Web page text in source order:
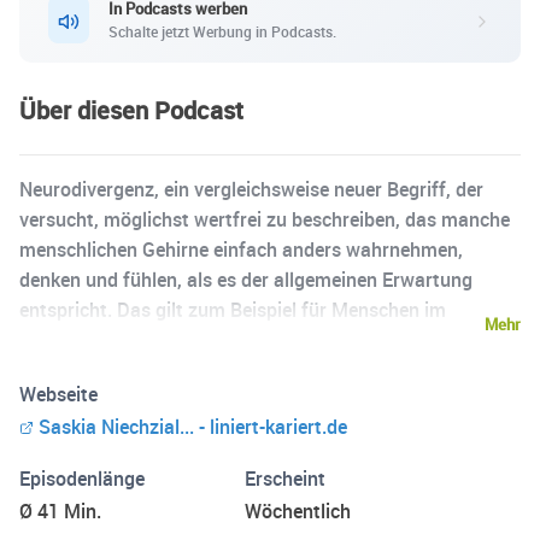
In Podcasts werben
Schalte jetzt Werbung in Podcasts.
Über diesen Podcast
Neurodivergenz, ein vergleichsweise neuer Begriff, der
versucht, möglichst wertfrei zu beschreiben, das manche
menschlichen Gehirne einfach anders wahrnehmen,
denken und fühlen, als es der allgemeinen Erwartung
entspricht. Das gilt zum Beispiel für Menschen im
Eltern oder im pädagogischen Kontext – Neurodivergente
Kinder zu begleiten ist eine besondere Aufgabe. Sie bringt
Anforderungen. Konfrontation mit Vorurteilen, die Frage
nach Unterstützungsmaßnahmen, veraltetes Wissen
Mehr
Webseite
Saskia Niechzial... - liniert-kariert.de
Episodenlänge
Ø 41 Min.
Erscheint
Wöchentlich